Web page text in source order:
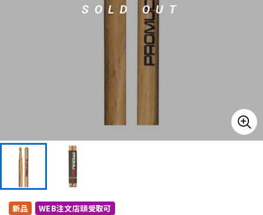
DJ機器
SOLD OUT
新品 WEB注文店頭受取可